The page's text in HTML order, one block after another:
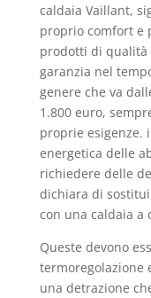
caldaia Vaillant,
proprio comfort e
prodotti di qualità
garanzia nel
genere che va
1.800 euro,
proprie esigenze.
energetica delle
richiedere delle
dichiara di
con una caldaia a
Queste devono
termoregolazione
una detrazione